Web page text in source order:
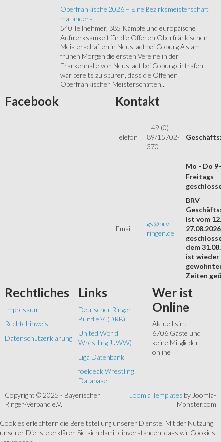
Oberfränkische 2026 – Eine Bezirksmeisterschaft
mal anders!
540 Teilnehmer, 885 Kämpfe und europäische
Aufmerksamkeit für die Offenen Oberfränkischen
Meisterschaften in Neustadt bei Coburg Als am
frühen Morgen die ersten Vereine in der
Frankenhalle von Neustadt bei Coburg eintrafen,
war bereits zu spüren, dass die Offenen
Oberfränkischen Meisterschaften...
Facebook Kontakt
Telefon
+49 (0)
89/15702-
370
Mo - Do
Email
gs@brv-
ringen.de
Freitags
BRV
ist vom
27.08.2026
dem
ist wieder
Zeiten
Rechtliches
Impressum
Rechtehinweis
Datenschutzerklärung
Links
Deutscher Ringer-
Bund e.V. (DRB)
United World
Wrestling (UWW)
Liga Datenbank
foeldeak Wrestling
Database
Wer ist
Online
Aktuell sind
6706 Gäste und
keine Mitglieder
online
Copyright © 2025 - Bayerischer
Ringer-Verband e.V.
Joomla Templates by Joomla-
Monster.com
Cookies erleichtern die Bereitstellung unserer Dienste. Mit der Nutzung
unserer Dienste erklären Sie sich damit einverstanden, dass wir Cookies